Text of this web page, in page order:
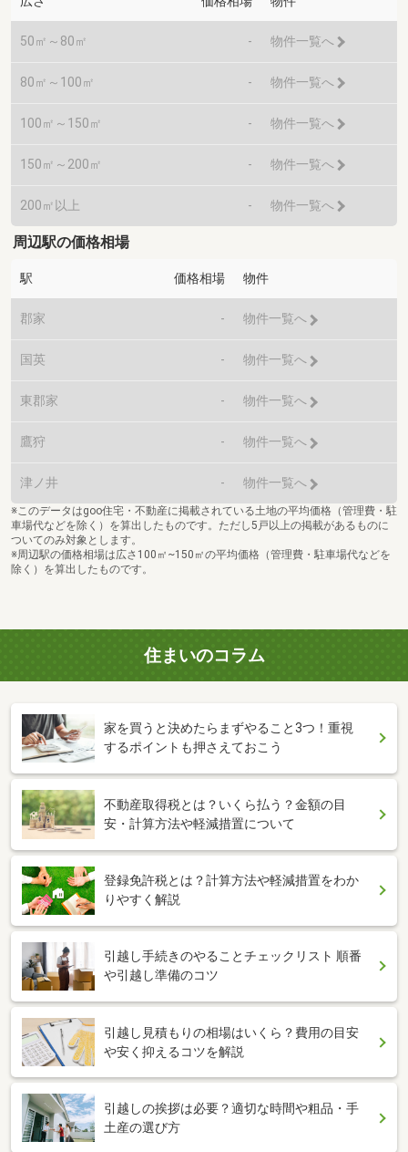
50㎡～80㎡ - 物件一覧へ
80㎡～100㎡ - 物件一覧へ
100㎡～150㎡ - 物件一覧へ
150㎡～200㎡ - 物件一覧へ
200㎡以上 - 物件一覧へ
周辺駅の価格相場
駅 価格相場 物件
郡家 - 物件一覧へ
国英 - 物件一覧へ
東郡家 - 物件一覧へ
鷹狩 - 物件一覧へ
津ノ井 - 物件一覧へ
※このデータはgoo住宅・不動産に掲載されている土地の平均価格（管理費・駐
車場代などを除く）を算出したものです。ただし5戸以上の掲載があるものに
ついてのみ対象とします。
※周辺駅の価格相場は広さ100㎡~150㎡の平均価格（管理費・駐車場代などを
除く）を算出したものです。
住まいのコラム
家を買うと決めたらまずやること3つ！重視
するポイントも押さえておこう
不動産取得税とは？いくら払う？金額の目
安・計算方法や軽減措置について
登録免許税とは？計算方法や軽減措置をわか
りやすく解説
引越し手続きのやることチェックリスト 順番
や引越し準備のコツ
引越し見積もりの相場はいくら？費用の目安
や安く抑えるコツを解説
引越しの挨拶は必要？適切な時間や粗品・手
土産の選び方